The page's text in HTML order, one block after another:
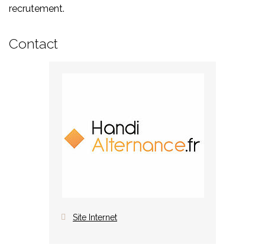
recrutement.
Contact
Site Internet